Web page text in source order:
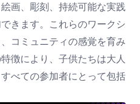
画、彫刻、持続可能な実践
きます。これらのワークシ
コミュニティの感覚を育み
徴により、子供たちは大人
べての参加者にとって包括